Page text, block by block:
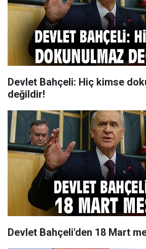
Devlet Bahçeli: Hiç kimse
değildir!
Devlet Bahçeli'den 18 Mart